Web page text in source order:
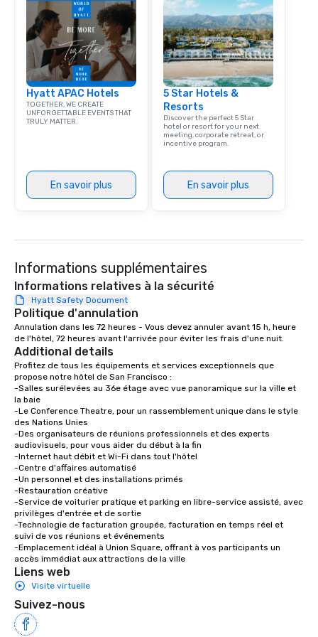
team building. All-Inclusive Group
Dining When meeting
corporate group
Smacking Foodie
group is assured a
experience with three
signature dishes at
person with tax and
included. The only
provides guests a
at various stops. Build Your Network
a typical sit-down
with different people
traverse along the
ways to network, but
way to do so. Large Groups Welcome
groups, small or large.
a tour is stress-free
Hyatt APAC Hotels
TOGETHER, WE CREATE
UNFORGETTABLE EVENTS THAT
TRULY MATTER.
En savoir plus
5 Star Hotels &
Resorts
Discover the perfect 5 Star
hotel or resort for your next
meeting, corporate retreat, or
incentive program.
En savoir plus
Informations supplémentaires
Informations relatives à la sécurité
Hyatt Safety Document
Politique d'annulation
Annulation dans les 72 heures - Vous devez annuler avant 15 h, heure
de l'hôtel, 72 heures avant l'arrivée pour éviter les frais d'une nuit.
Additional details
Profitez de tous les équipements et services exceptionnels que
propose notre hôtel de San Francisco :
-Salles surélevées au 36e étage avec vue panoramique sur la ville et
la baie
-Le Conference Theatre, pour un rassemblement unique dans le style
des Nations Unies
-Des organisateurs de réunions professionnels et des experts
audiovisuels, pour vous aider du début à la fin
-Internet haut débit et Wi-Fi dans tout l'hôtel
-Centre d'affaires automatisé
-Un personnel et des installations primés
-Restauration créative
-Service de voiturier pratique et parking en libre-service assisté, avec
privilèges d'entrée et de sortie
-Technologie de facturation groupée, facturation en temps réel et
suivi de vos réunions et événements
-Emplacement idéal à Union Square, offrant à vos participants un
accès immédiat aux attractions de la ville
Liens web
Visite virtuelle
Suivez-nous